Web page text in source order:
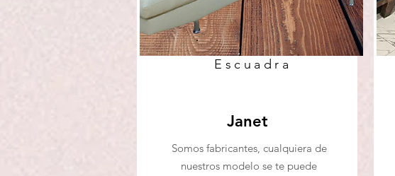
Escuadra
Janet
Somos fabricantes, cualquiera de
nuestros modelo se te puede